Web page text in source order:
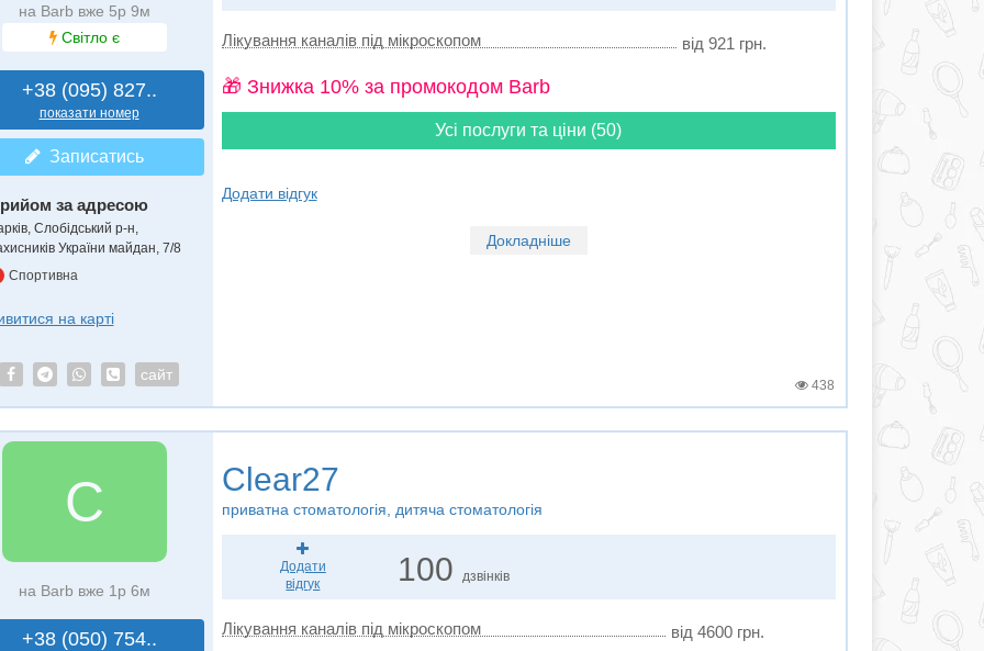
на Barb вже 5р 9м
Світло є
+38 (095) 827..
показати номер
Записатись
за адресою
Слобідський р-н,
України майдан, 7/8
Спортивна
на карті
сайт
Лікування каналів під мікроскопом від 921 грн.
🎁 Знижка 10% за промокодом Barb
Усі послуги та ціни (50)
Додати відгук
Докладніше
438
C
на Barb вже 1р 6м
+38 (050) 754..
Clear27
приватна стоматологія, дитяча стоматологія
Додати
відгук
100 дзвінків
Лікування каналів під мікроскопом від 4600 грн.